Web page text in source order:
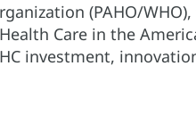
(PAHO/
Care in the
investment,